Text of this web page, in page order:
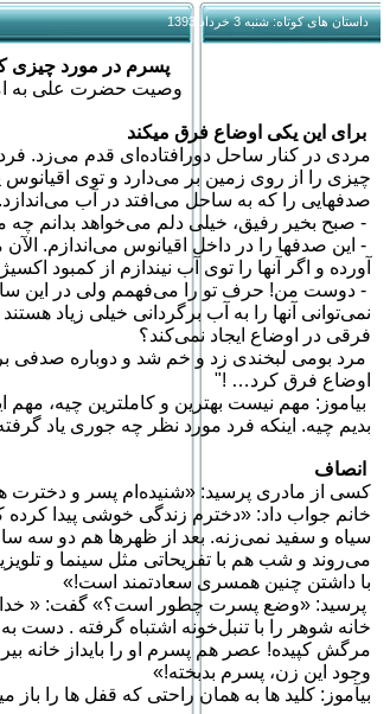
داستان های کوتاه: شنبه 3 خرداد 1393
پسرم در مورد چیزی
وصیت حضرت علی به امام حسن
برای این یکی اوضاع فرق میکند
مردی در کنار ساحل دورافتاده‌ای قدم می‌زد.
چیزی را از روی زمین بر می‌دارد و توی
صدفهایی را که به ساحل می‌افتد در آب می‌اندازد.
- صبح بخیر رفیق، خیلی دلم می‌خواهد بدانم
- این صدفها را در داخل اقیانوس می‌اندازم.
آورده و اگر آنها را توی آب نیندازم از کمبود
- دوست من! حرف تو را می‌فهمم ولی در این
نمی‌توانی آنها را به آب برگردانی خیلی زیاد
فرقی در اوضاع ایجاد نمی‌کند؟
مرد بومی لبخندی زد و خم شد و دوباره صدفی
اوضاع فرق کرد… !"
بیاموز: مهم نیست بهترین و کاملترین چیه، مهم
بدیم چیه. اینکه فرد مورد نظر چه جوری یاد
انصاف
کسی از مادری پرسید: «شنیده‌ام پسر و دخترت
خانم جواب داد: «دخترم زندگی خوشی پیدا
سیاه و سفید نمی‌زنه. بعد از ظهرها هم دو سه
می‌روند و شب هم با تفریحاتی مثل سینما و
با داشتن چنین همسری سعادتمند است!»
پرسید: «وضع پسرت چطور است؟» گفت: « خدا
خانه شوهر را با تنبل‌خونه اشتباه گرفته . دست
مرگش کپیده! عصر هم پسرم او را بایداز خانه
وجود این زن، پسرم بدبخته!»
بیآموز: کلید ها به همان راحتی که قفل ها را باز